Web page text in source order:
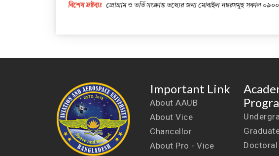
বিশেষ দ্রষ্টব্যঃ প্রোগ্রাম ও ভর্তি সংক্রান্ত তথ্যের জন্য মোবাইল নম্বরসমূহ সকাল
Important Link
About AAUB
About Vice
Chancellor
About Pro - Vice
Doctoral